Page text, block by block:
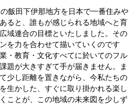
飯田下伊那地方を日本で一番住みや
ると、誰もが感じられる地域へと育
域連合の目標といたしました。その
を力を合わせて描いていくのです
・教育・文化すべてに於いてのフル
題が大きすぎて手が届きません。ま
少し距離を置きながら、今私たちの
生かした、すぐに取り掛かれる楽し
ことが、この地域の未来図を少しず